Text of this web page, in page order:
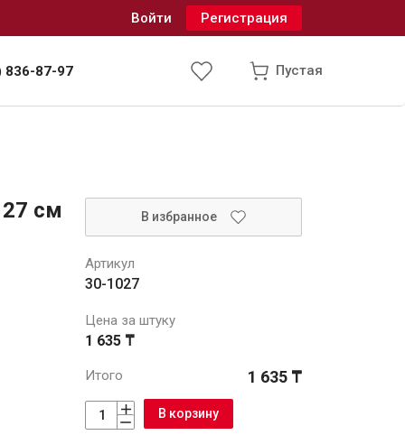
см
В избранное
Артикул
30-1027
Цена за штуку
1 635 ₸
Итого 1 635 ₸
В корзину
Войти Регистрация
836-87-97 Пустая
и водоотведение
Сантехника